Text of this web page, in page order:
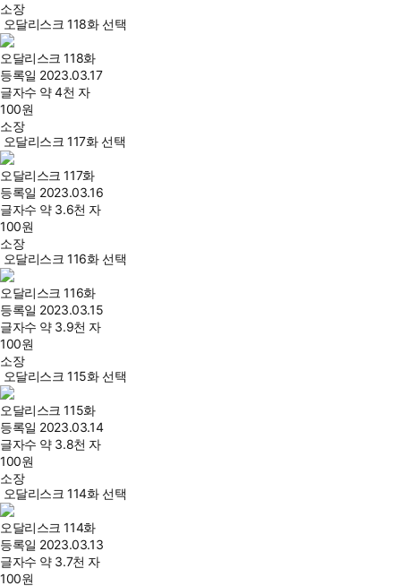
소장
오달리스크 118화 선택
오달리스크 118화
등록일 2023.03.17
글자수 약 4천 자
100원
소장
오달리스크 117화 선택
오달리스크 117화
등록일 2023.03.16
글자수 약 3.6천 자
100원
소장
오달리스크 116화 선택
오달리스크 116화
등록일 2023.03.15
글자수 약 3.9천 자
100원
소장
오달리스크 115화 선택
오달리스크 115화
등록일 2023.03.14
글자수 약 3.8천 자
100원
소장
오달리스크 114화 선택
오달리스크 114화
등록일 2023.03.13
글자수 약 3.7천 자
100원